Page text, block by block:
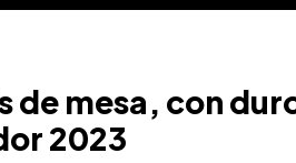
de mesa, con
2023